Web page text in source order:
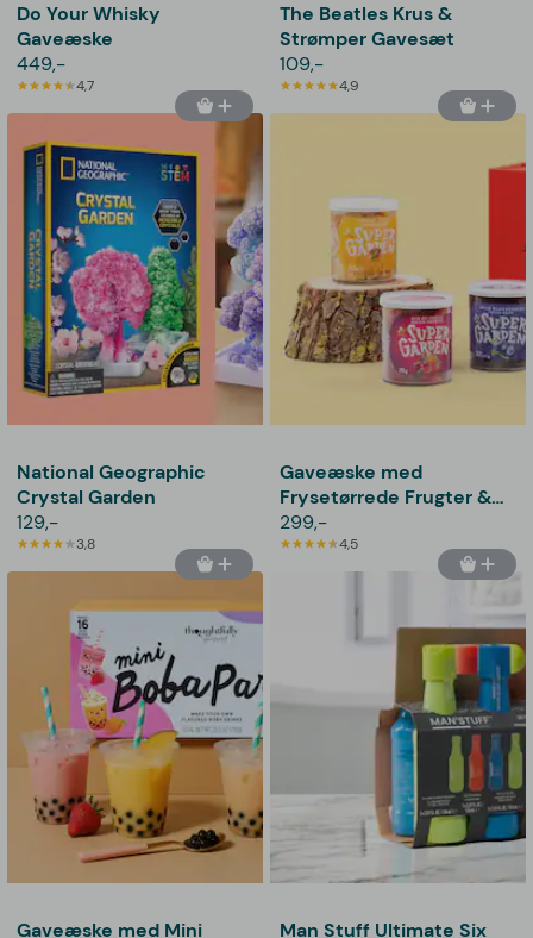
Do Your Whisky
Gaveæske
449,-
4,7
The Beatles Krus &
Strømper Gavesæt
109,-
4,9
National Geographic
Crystal Garden
129,-
3,8
Gaveæske med
Frysetørrede Frugter &
Bær
299,-
4,5
Gaveæske med Mini
Man Stuff Ultimate Six